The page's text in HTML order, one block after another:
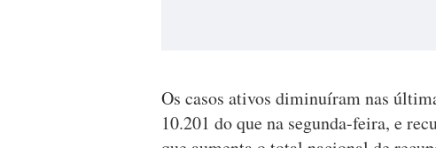
Os casos ativos diminuíram nas
10.201 do que na segunda-feira, e